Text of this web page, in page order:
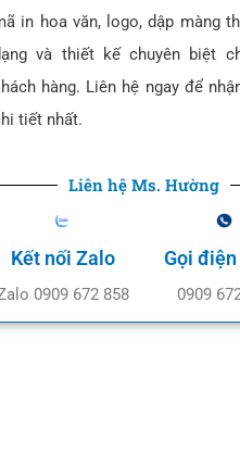
in hoa văn, logo, dập màng
và thiết kế chuyên biệt
hàng. Liên hệ ngay để
tiết nhất.
Liên hệ Ms. Hường
Kết nối Zalo
0909 672 858
Gọi
0909